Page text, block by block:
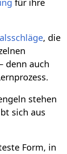
für ihre
, die
denn auch
stehen
sich aus
Form, in